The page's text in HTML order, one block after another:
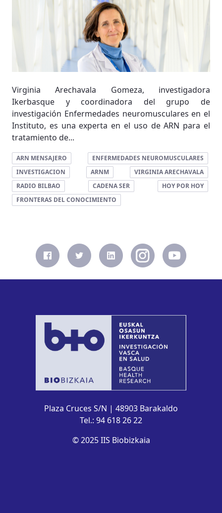
Virginia Arechavala Gomeza, investigadora
Ikerbasque y coordinadora del grupo de
investigación Enfermedades neuromusculares en el
Instituto, es una experta en el uso de ARN para el
tratamiento de...
ARN MENSAJERO
ENFERMEDADES NEUROMUSCULARES
INVESTIGACION
ARNM
VIRGINIA ARECHAVALA
RADIO BILBAO
CADENA SER
HOY POR HOY
FRONTERAS DEL CONOCIMIENTO
Plaza Cruces S/N | 48903 Barakaldo
Tel.: 94 618 26 22
© 2025 IIS Biobizkaia